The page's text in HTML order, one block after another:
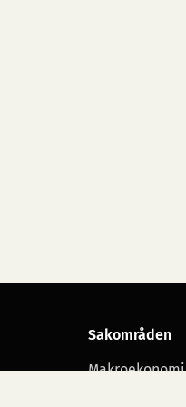
Sakområden
Makroekonomi